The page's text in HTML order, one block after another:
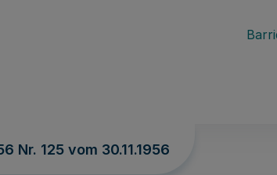
Nr. 125 vom 30.11.1956